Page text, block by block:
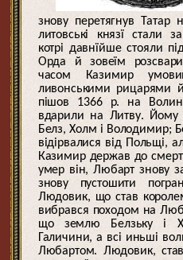
знову перетягнув
литовські князї стали
котрі давнїйше стояли
Орда й зовеїм
часом Казимир
ливонськими рицарями
пішов 1366 р. на
вдарили на Литву. Йому
Белз, Холм і Володимир;
відірвалися від Польщі,
Казимир держав до
умер він, Любарт знову
знову пустошити
Людовик, що став
вибрався походом на
що землю Белзьку і
Галичини, а всі иньші
Любартом. Людовик,